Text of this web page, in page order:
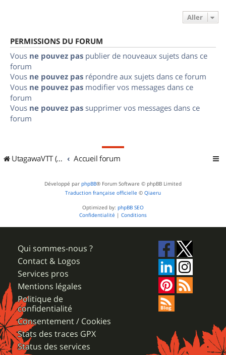
Aller
PERMISSIONS DU FORUM
Vous ne pouvez pas publier de nouveaux sujets dans ce
forum
Vous ne pouvez pas répondre aux sujets dans ce forum
Vous ne pouvez pas modifier vos messages dans ce
forum
Vous ne pouvez pas supprimer vos messages dans ce
forum
UtagawaVTT (Randos VTT et VTTAE avec traces GPS) Accueil forum
Développé par phpBB® Forum Software © phpBB Limited
Traduction française officielle © Qiaeru
Optimized by: phpBB SEO
Confidentialité | Conditions
Qui sommes-nous ?
Contact & Logos
Services pros
Mentions légales
Politique de
confidentialité
Consentement / Cookies
Stats des traces GPX
Status des services